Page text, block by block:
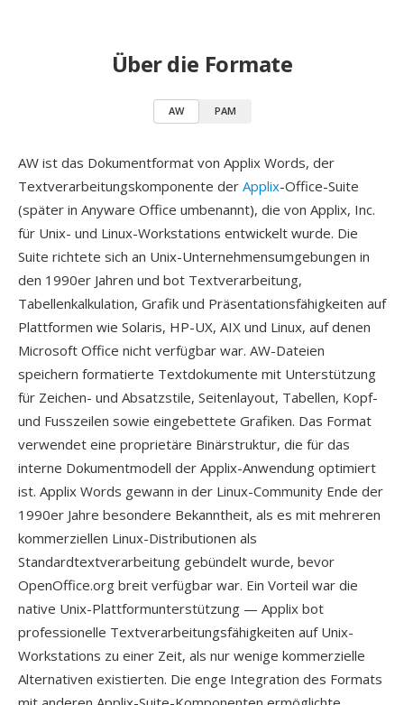
Über die Formate
AW PAM
AW ist das Dokumentformat von Applix Words, der
Textverarbeitungskomponente der Applix-Office-Suite
(später in Anyware Office umbenannt), die von Applix, Inc.
für Unix- und Linux-Workstations entwickelt wurde. Die
Suite richtete sich an Unix-Unternehmensumgebungen in
den 1990er Jahren und bot Textverarbeitung,
Tabellenkalkulation, Grafik und Präsentationsfähigkeiten auf
Plattformen wie Solaris, HP-UX, AIX und Linux, auf denen
Microsoft Office nicht verfügbar war. AW-Dateien
speichern formatierte Textdokumente mit Unterstützung
für Zeichen- und Absatzstile, Seitenlayout, Tabellen, Kopf-
und Fusszeilen sowie eingebettete Grafiken. Das Format
verwendet eine proprietäre Binärstruktur, die für das
interne Dokumentmodell der Applix-Anwendung optimiert
ist. Applix Words gewann in der Linux-Community Ende der
1990er Jahre besondere Bekanntheit, als es mit mehreren
kommerziellen Linux-Distributionen als
Standardtextverarbeitung gebündelt wurde, bevor
OpenOffice.org breit verfügbar war. Ein Vorteil war die
native Unix-Plattformunterstützung — Applix bot
professionelle Textverarbeitungsfähigkeiten auf Unix-
Workstations zu einer Zeit, als nur wenige kommerzielle
Alternativen existierten. Die enge Integration des Formats